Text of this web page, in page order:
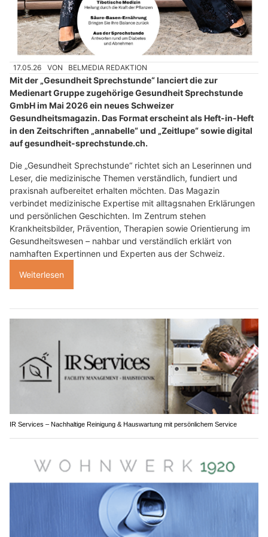
17.05.26 VON BELMEDIA REDAKTION
Mit der „Gesundheit Sprechstunde“ lanciert die zur
Medienart Gruppe zugehörige Gesundheit Sprechstunde
GmbH im Mai 2026 ein neues Schweizer
Gesundheitsmagazin. Das Format erscheint als Heft-in-Heft
in den Zeitschriften „annabelle“ und „Zeitlupe“ sowie digital
auf gesundheit-sprechstunde.ch.
Die „Gesundheit Sprechstunde“ richtet sich an Leserinnen und
Leser, die medizinische Themen verständlich, fundiert und
praxisnah aufbereitet erhalten möchten. Das Magazin
verbindet medizinische Expertise mit alltagsnahen Erklärungen
und persönlichen Geschichten. Im Zentrum stehen
Krankheitsbilder, Prävention, Therapien sowie Orientierung im
Gesundheitswesen – nahbar und verständlich erklärt von
namhaften Expertinnen und Experten aus der Schweiz.
Weiterlesen
IR Services – Nachhaltige Reinigung & Hauswartung mit persönlichem Service